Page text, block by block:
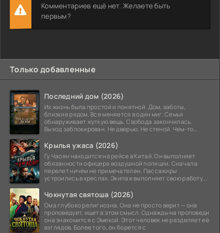
Комментариев ещё нет. Желаете быть
первым?
Только добавленные
Последний дом (2026)
Их жизнь была простой и понятной. Дом, заботы,
близкие рядом. Все меняется в один миг. Семья
обнаруживает жуткую вещь. Свобода закончилась.
Выход заблокирован. Не дверью. Не стеной. Чем-то
Крылья ужаса (2026)
Гу Чаоян находится на рейсе в Китай. Он выполняет
обязанности офицера воздушной полиции. Сначала
перелет ничем не примечателен. Пассажиры
устроились в креслах. Экипаж выполняет свою работу.
Чокнутая святоша (2026)
Ома глубоко религиозна. Она не просто верит — она
проповедует, ищет в этом смысл. Однажды на проповеди
она знакомится с Эмекой. Этот человек не разделяет её
взглядов. Более того, он борется с